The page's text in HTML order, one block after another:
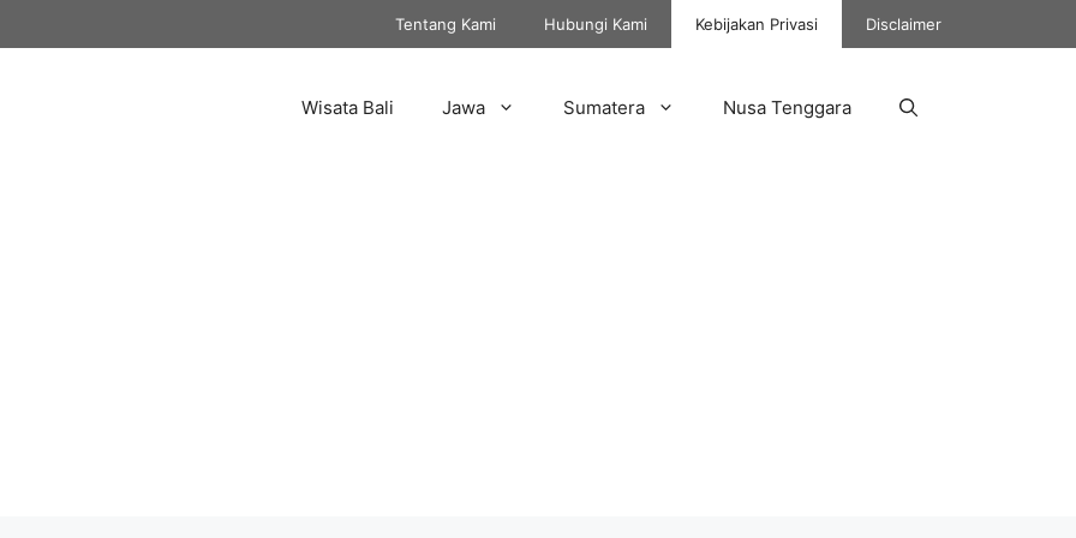
Tentang Kami Hubungi Kami Kebijakan Privasi Disclaimer
Wisata Bali Jawa Sumatera Nusa Tenggara